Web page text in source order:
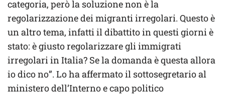
categoria, però la soluzione non è la
regolarizzazione dei migranti irregolari. Questo è
un altro tema, infatti il dibattito in questi giorni è
stato: è giusto regolarizzare gli immigrati
irregolari in Italia? Se la domanda è questa allora
io dico no”. Lo ha affermato il sottosegretario al
ministero dell’Interno e capo politico